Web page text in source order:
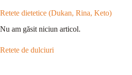
Retete dietetice (Dukan, Rina, Keto)
Nu am găsit niciun articol.
Retete de dulciuri